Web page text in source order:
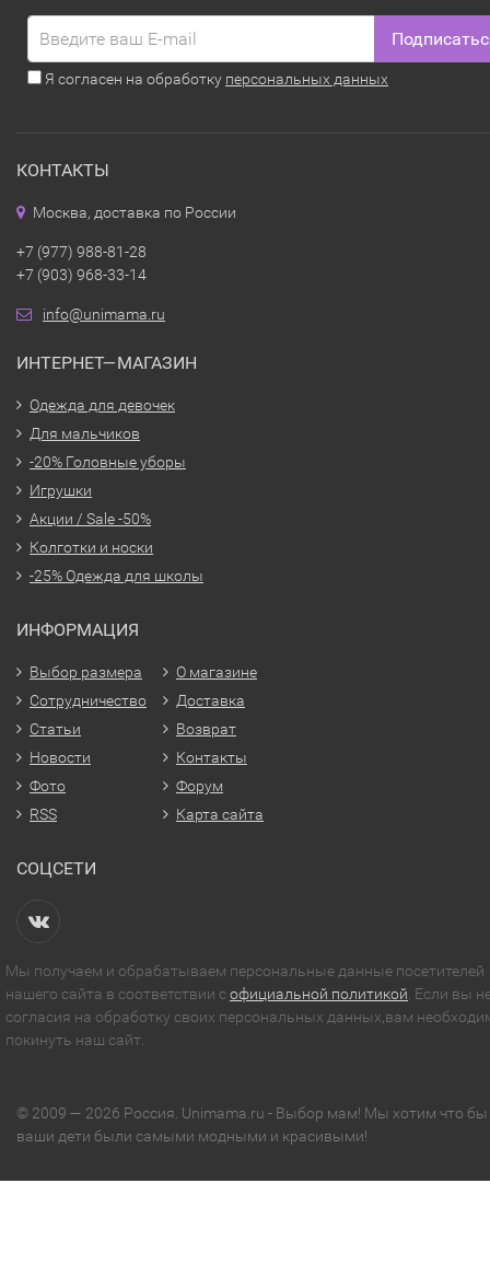
Я согласен на обработку персональных данных
КОНТАКТЫ
Москва, доставка по России
+7 (977) 988-81-28
+7 (903) 968-33-14
info@unimama.ru
ИНТЕРНЕТ—МАГАЗИН
Одежда для девочек
Для мальчиков
-20% Головные уборы
Игрушки
Акции / Sale -50%
Колготки и носки
-25% Одежда для школы
ИНФОРМАЦИЯ
Выбор размера
Сотрудничество
Статьи
Новости
Фото
RSS
О магазине
Доставка
Возврат
Контакты
Форум
Карта сайта
СОЦСЕТИ
Мы получаем и обрабатываем персональные данные посетителей
нашего сайта в соответствии софициальной политикой . Если вы
согласия на обработку своих персональных данных,вам
покинуть наш сайт.
© 2009 — 2026 Россия. Unimama.ru - Выбор мам! Мы хотим что бы
ваши дети были самыми модными и красивыми!